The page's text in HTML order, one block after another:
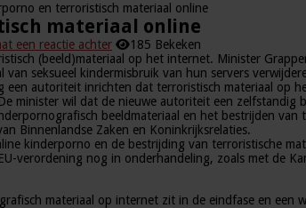
en terroristisch materiaal online
materiaal online
een reactie achter
185 Bekeken
(beeld)materiaal op het internet. Minister
seksueel kindermisbruik van hun servers
autoriteit inrichten dat terroristisch materiaal op
minister wil dat de nieuwe autoriteit een
beeldmateriaal en het bestrijden
Binnenlandse Zaken en Koninkrijksrelaties.
kinderporno en de bestrijding van terroristische
verordening nog in onderhandeling, zoals met de
materiaal op internet zit in de eindfase en een